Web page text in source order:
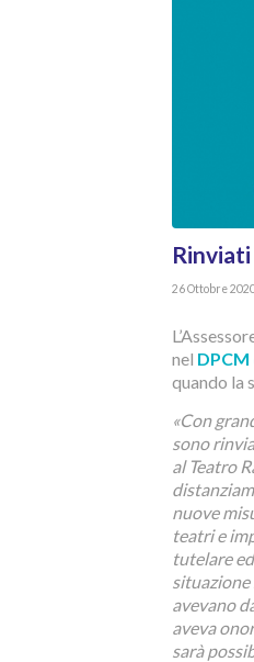
26 Ottobre
nel
quando la
«Con
sono
al Teatro
nuove
teatri e
tutelare
avevano
aveva
sarà